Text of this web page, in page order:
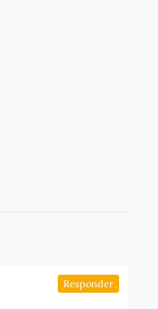
Responder